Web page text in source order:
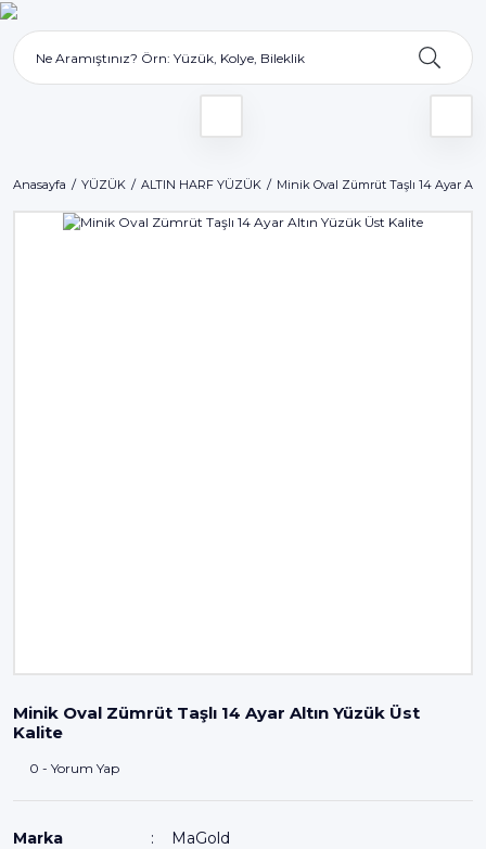
Anasayfa YÜZÜK ALTIN HARF YÜZÜK Minik Oval Zümrüt Taşlı 14 Ayar
Minik Oval Zümrüt Taşlı 14 Ayar Altın Yüzük Üst
Kalite
0 - Yorum Yap
Marka
MaGold